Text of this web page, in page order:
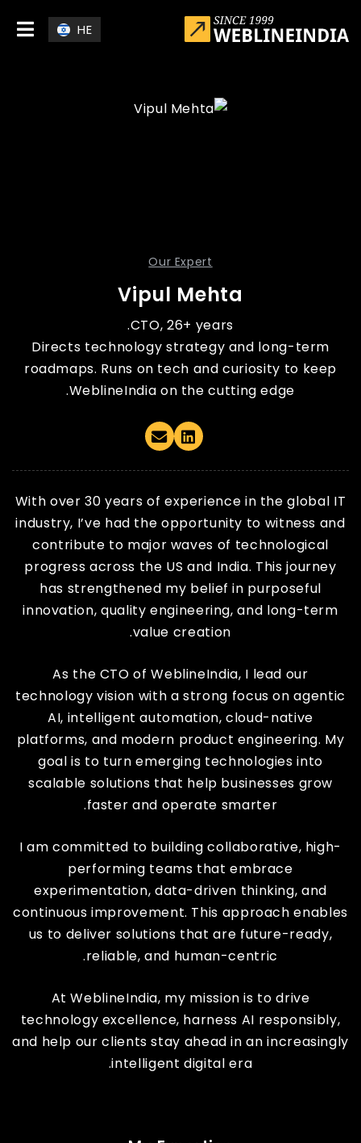
HE
Our Expert
Vipul Mehta
CTO, 26+ years.
Directs technology strategy and long-term
roadmaps. Runs on tech and curiosity to keep
WeblineIndia on the cutting edge.
Linkedin
Email
With over 30 years of experience in the global IT
industry, I’ve had the opportunity to witness and
contribute to major waves of technological
progress across the US and India. This journey
has strengthened my belief in purposeful
innovation, quality engineering, and long-term
value creation.
As the CTO of WeblineIndia, I lead our
technology vision with a strong focus on agentic
AI, intelligent automation, cloud-native
platforms, and modern product engineering. My
goal is to turn emerging technologies into
scalable solutions that help businesses grow
faster and operate smarter.
I am committed to building collaborative, high-
performing teams that embrace
experimentation, data-driven thinking, and
continuous improvement. This approach enables
us to deliver solutions that are future-ready,
reliable, and human-centric.
At WeblineIndia, my mission is to drive
technology excellence, harness AI responsibly,
and help our clients stay ahead in an increasingly
intelligent digital era.